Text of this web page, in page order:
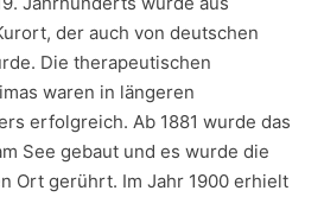
der auch von deutschen
Die therapeutischen
waren in längeren
erfolgreich. Ab 1881 wurde das
See gebaut und es wurde die
Ort gerührt. Im Jahr 1900 erhielt